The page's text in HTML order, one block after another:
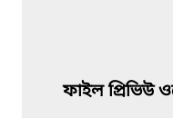
ফাইল প্রিভিউ